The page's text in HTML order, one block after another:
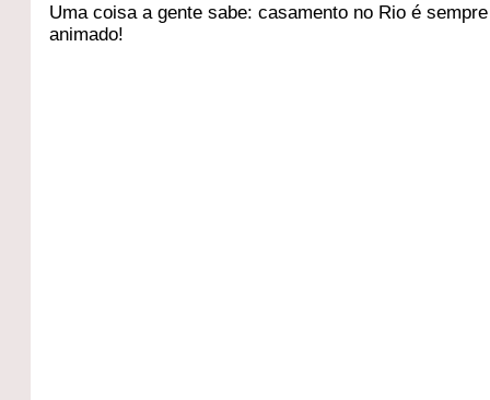
Uma coisa a gente sabe: casamento no Rio é
animado!